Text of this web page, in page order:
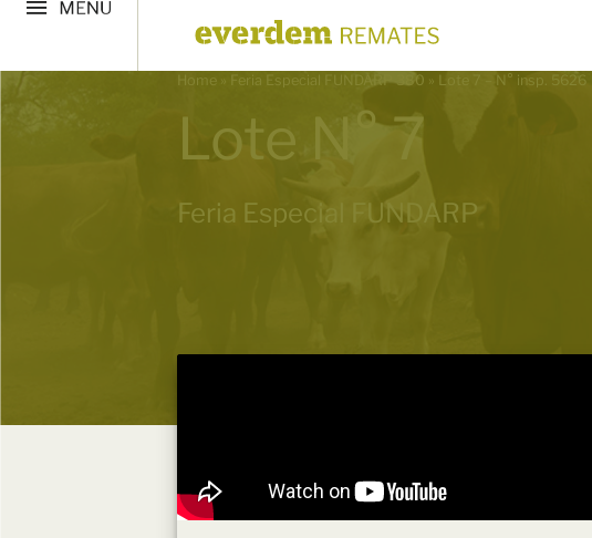
Home » Feria Especial FUNDARP 380 » Lote 7 – N° insp. 5626
Lote N° 7
Feria Especial FUNDARP